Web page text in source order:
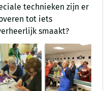
technieken zijn er
tot iets
smaakt?